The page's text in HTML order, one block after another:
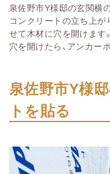
泉佐野市Y様邸の玄関横
コンクリートの立ち上
せて木材に穴を開けます。
穴を開けたら、アンカー
泉佐野市Y様
トを貼る